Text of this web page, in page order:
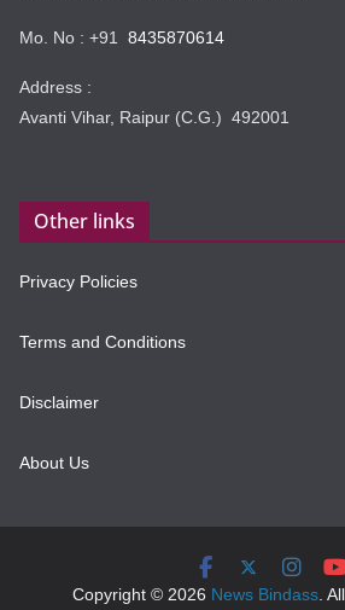
Mo. No : +91 8435870614
Address :
Avanti Vihar, Raipur (C.G.) 492001
Other links
Privacy Policies
Terms and Conditions
Disclaimer
About Us
Copyright © 2026 News Bindass.